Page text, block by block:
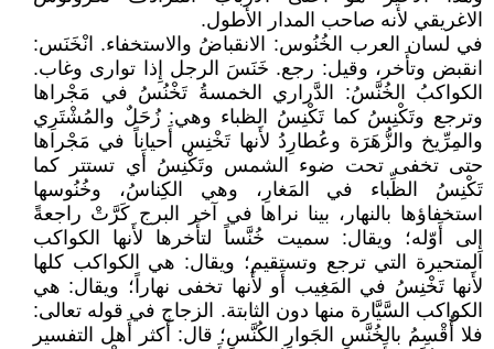
الاغريقي لأنه صاحب المدار الأطول.
في لسان العرب الخُنُوس: الانقباضُ والاستخفاء. انْخَنَس:
انقبض وتأَخر، وقيل: رجع. خَنَسَ الرجل إِذا توارى وغاب.
الكواكبُ الخُنَّسُ: الدَّراري الخمسةُ تَخْنُسُ في مَجْراها
وترجع وتَكْنِسُ كما تَكْنِسُ الظباء وهي: زُحَلٌ والمُشْتَرِي
والمِرِّيخ والزُّهَرَة وعُطارِدُ لأَنها تَخْنِس أَحياناً في مَجْراها
حتى تخفى تحت ضوء الشمس وتَكْنِسُ أَي تستتر كما
تَكْنِسُ الظِّباء في المَغارِ، وهي الكِناسُ، وخُنُوسها
استخفاؤها بالنهار، بينا نراها في آخر البرج كَرَّتْ راجعةً
إِلى أَوّله؛ ويقال: سميت خُنَّساً لتأَخرها لأَنها الكواكب
المتحيرة التي ترجع وتستقيم؛ ويقال: هي الكواكب كلها
لأَنها تَخْنِسُ في المَغِيب أَو لأَنها تخفى نهاراً؛ ويقال: هي
الكواكب السَّيَّارة منها دون الثابتة. الزجاج في قوله تعالى:
فلا أُقْسِمُ بالخُنَّسِ الجَوارِ الكُنَّسِ؛ قال: أَكثر أَهل التفسير